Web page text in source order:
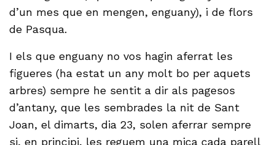
d’un mes que en mengen, enguany), i de flors
de Pasqua.
I els que enguany no vos hagin aferrat les
figueres (ha estat un any molt bo per aquets
arbres) sempre he sentit a dir als pagesos
d’antany, que les sembrades la nit de Sant
Joan, el dimarts, dia 23, solen aferrar sempre
si, en principi, les reguem una mica cada parell